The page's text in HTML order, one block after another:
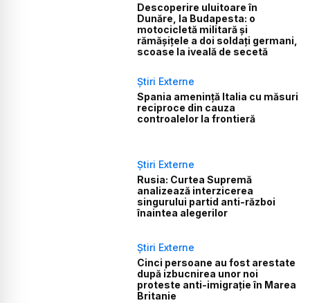
Descoperire uluitoare în
Dunăre, la Budapesta: o
motocicletă militară și
rămășițele a doi soldați germani,
scoase la iveală de secetă
Știri Externe
Spania amenință Italia cu măsuri
reciproce din cauza
controalelor la frontieră
Știri Externe
Rusia: Curtea Supremă
analizează interzicerea
singurului partid anti-război
înaintea alegerilor
Știri Externe
Cinci persoane au fost arestate
după izbucnirea unor noi
proteste anti-imigrație în Marea
Britanie